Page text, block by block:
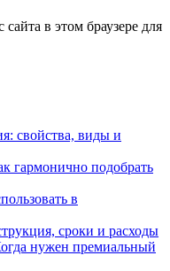
в этом браузере для
свойства, виды и
гармонично подобрать
в
сроки и расходы
нужен премиальный